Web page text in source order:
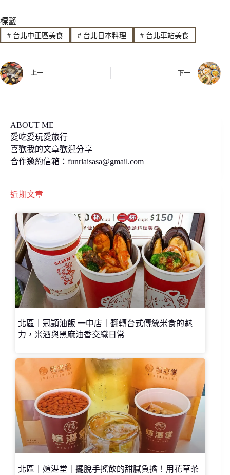
e e
b
y
L
標籤
#台北中正區美食 #台北日本料理 # 台北車站美食
上一 下一
ABOUT ME
愛吃愛玩愛旅行
喜歡我的文章歡迎分享
合作邀約信箱： funrlaisasa@gmail.com
近期文章
北區｜冠顗油飯 一中店｜翻轉台式傳統米食的魅
力，米酒與黑麻油香交織日常
北區｜媗湛堂｜擺脫手搖飲的甜膩負擔！用花草茶